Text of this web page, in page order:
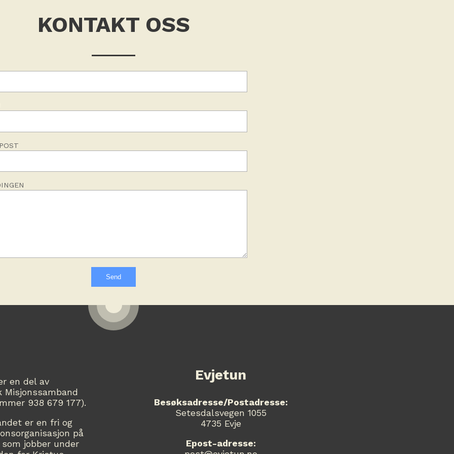
KONTAKT OSS
en del av
Misjonssamband
938 679 177).
er en fri og
på
jobber under
Evjetun
Besøksadresse/Postadresse:
Setesdalsvegen 1055
4735 Evje
Epost-adresse: